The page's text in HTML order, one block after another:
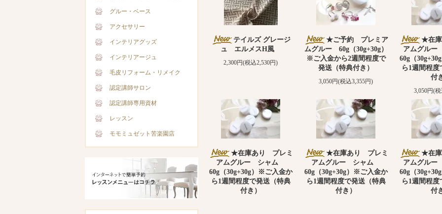
グルー・ベース
アクセサリー
インテリアグッズ
インテリアージュ
毛皮リフォーム・リメイク
認定講師サロン
認定講師専用資材
レッスン
モモミュゼット苦楽園店
テイルズ グレージ
ュ エルメスH風
2,300円(税込2,530円)
★ご予約 プレミア
ムグルー 60g（30g+30g）
※ご入金から2週間程度で
発送（特典付き）
3,050円(税込3,355円)
★在
アムグル
60g（
ら1週間程
付
3,050円(
★在庫あり プレミ
アムグルー シャム
60g（30g+30g）※ご入金か
ら1週間程度で発送（特典
付き）
★在庫あり プレミ
アムグルー シャム
60g（30g+30g）※ご入金か
ら1週間程度で発送（特典
付き）
★在
アムグル
60g（
ら1週間程
付